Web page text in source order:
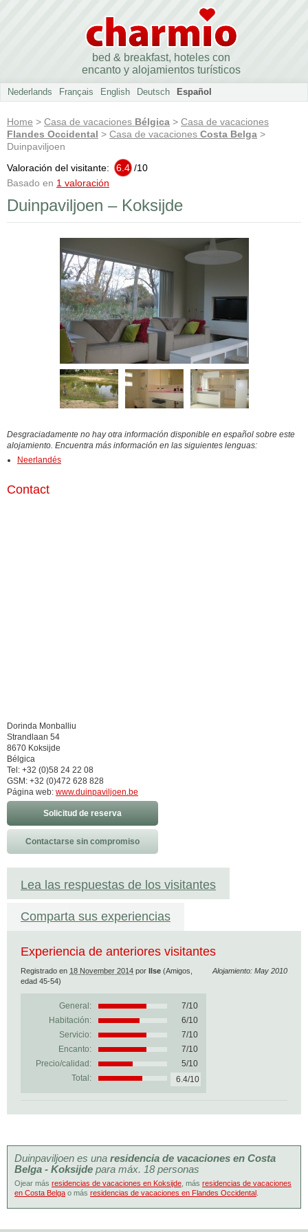
bed & breakfast, hoteles con
encanto y alojamientos turísticos
Nederlands Français English Deutsch Español
Home > Casa de vacaciones Bélgica > Casa de vacaciones
Flandes Occidental > Casa de vacaciones Costa Belga >
Duinpaviljoen
Valoración del visitante:
6.4 /10
Basado en 1 valoración
Duinpaviljoen – Koksijde
Desgraciadamente no hay otra información disponible en español sobre este
alojamiento. Encuentra más información en las siguientes lenguas:
Neerlandés
Contact
Dorinda Monballiu
Strandlaan 54
8670 Koksijde
Bélgica
Tel: +32 (0)58 24 22 08
GSM: +32 (0)472 628 828
Página web: www.duinpaviljoen.be
Solicitud de reserva
Contactarse sin compromiso
Lea las respuestas de los visitantes
Comparta sus experiencias
Experiencia de anteriores visitantes
Alojamiento: May 2010
Registrado en 18 November 2014 por Ilse (Amigos,
edad 45-54)
General: 7/10
Habitación:
6/10
Servicio:
7/10
Encanto:
7/10
Precio/calidad:
5/10
Total:
6.4/10
Duinpaviljoen es una residencia de vacaciones en Costa
Belga - Koksijde para máx. 18 personas
Ojear más residencias de vacaciones en Koksijde , más residencias de vacaciones
en Costa Belga o más residencias de vacaciones en Flandes Occidental